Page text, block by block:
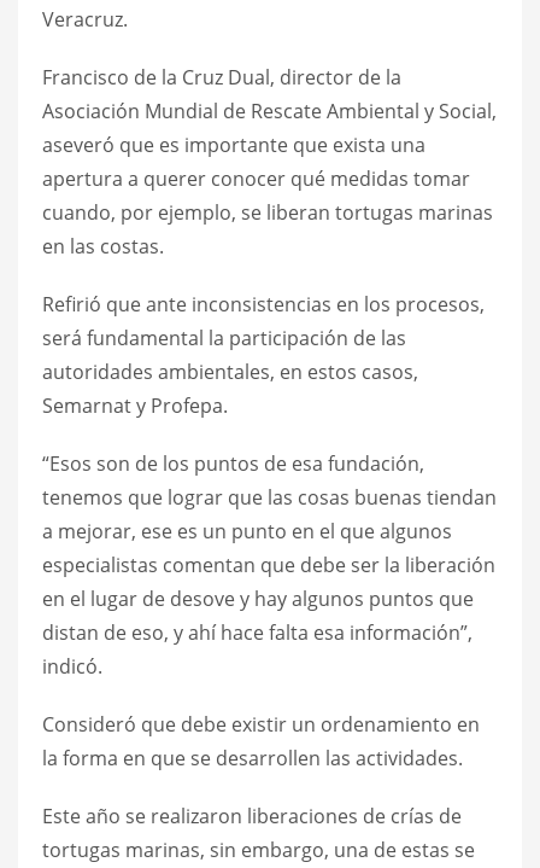
Veracruz.
Francisco de la Cruz Dual, director de la
Asociación Mundial de Rescate Ambiental y Social,
aseveró que es importante que exista una
apertura a querer conocer qué medidas tomar
cuando, por ejemplo, se liberan tortugas marinas
en las costas.
Refirió que ante inconsistencias en los procesos,
será fundamental la participación de las
autoridades ambientales, en estos casos,
Semarnat y Profepa.
“Esos son de los puntos de esa fundación,
tenemos que lograr que las cosas buenas tiendan
a mejorar, ese es un punto en el que algunos
especialistas comentan que debe ser la liberación
en el lugar de desove y hay algunos puntos que
distan de eso, y ahí hace falta esa información”,
indicó.
Consideró que debe existir un ordenamiento en
la forma en que se desarrollen las actividades.
Este año se realizaron liberaciones de crías de
tortugas marinas, sin embargo, una de estas se